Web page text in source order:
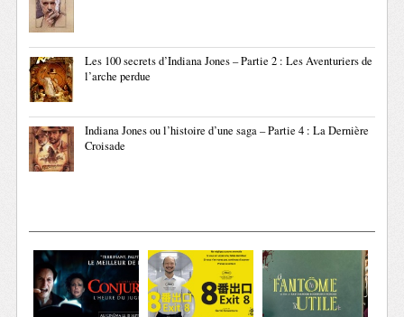
Les 100 secrets d’Indiana Jones – Partie 2 : Les Aventuriers de
l’arche perdue
Indiana Jones ou l’histoire d’une saga – Partie 4 : La Dernière
Croisade